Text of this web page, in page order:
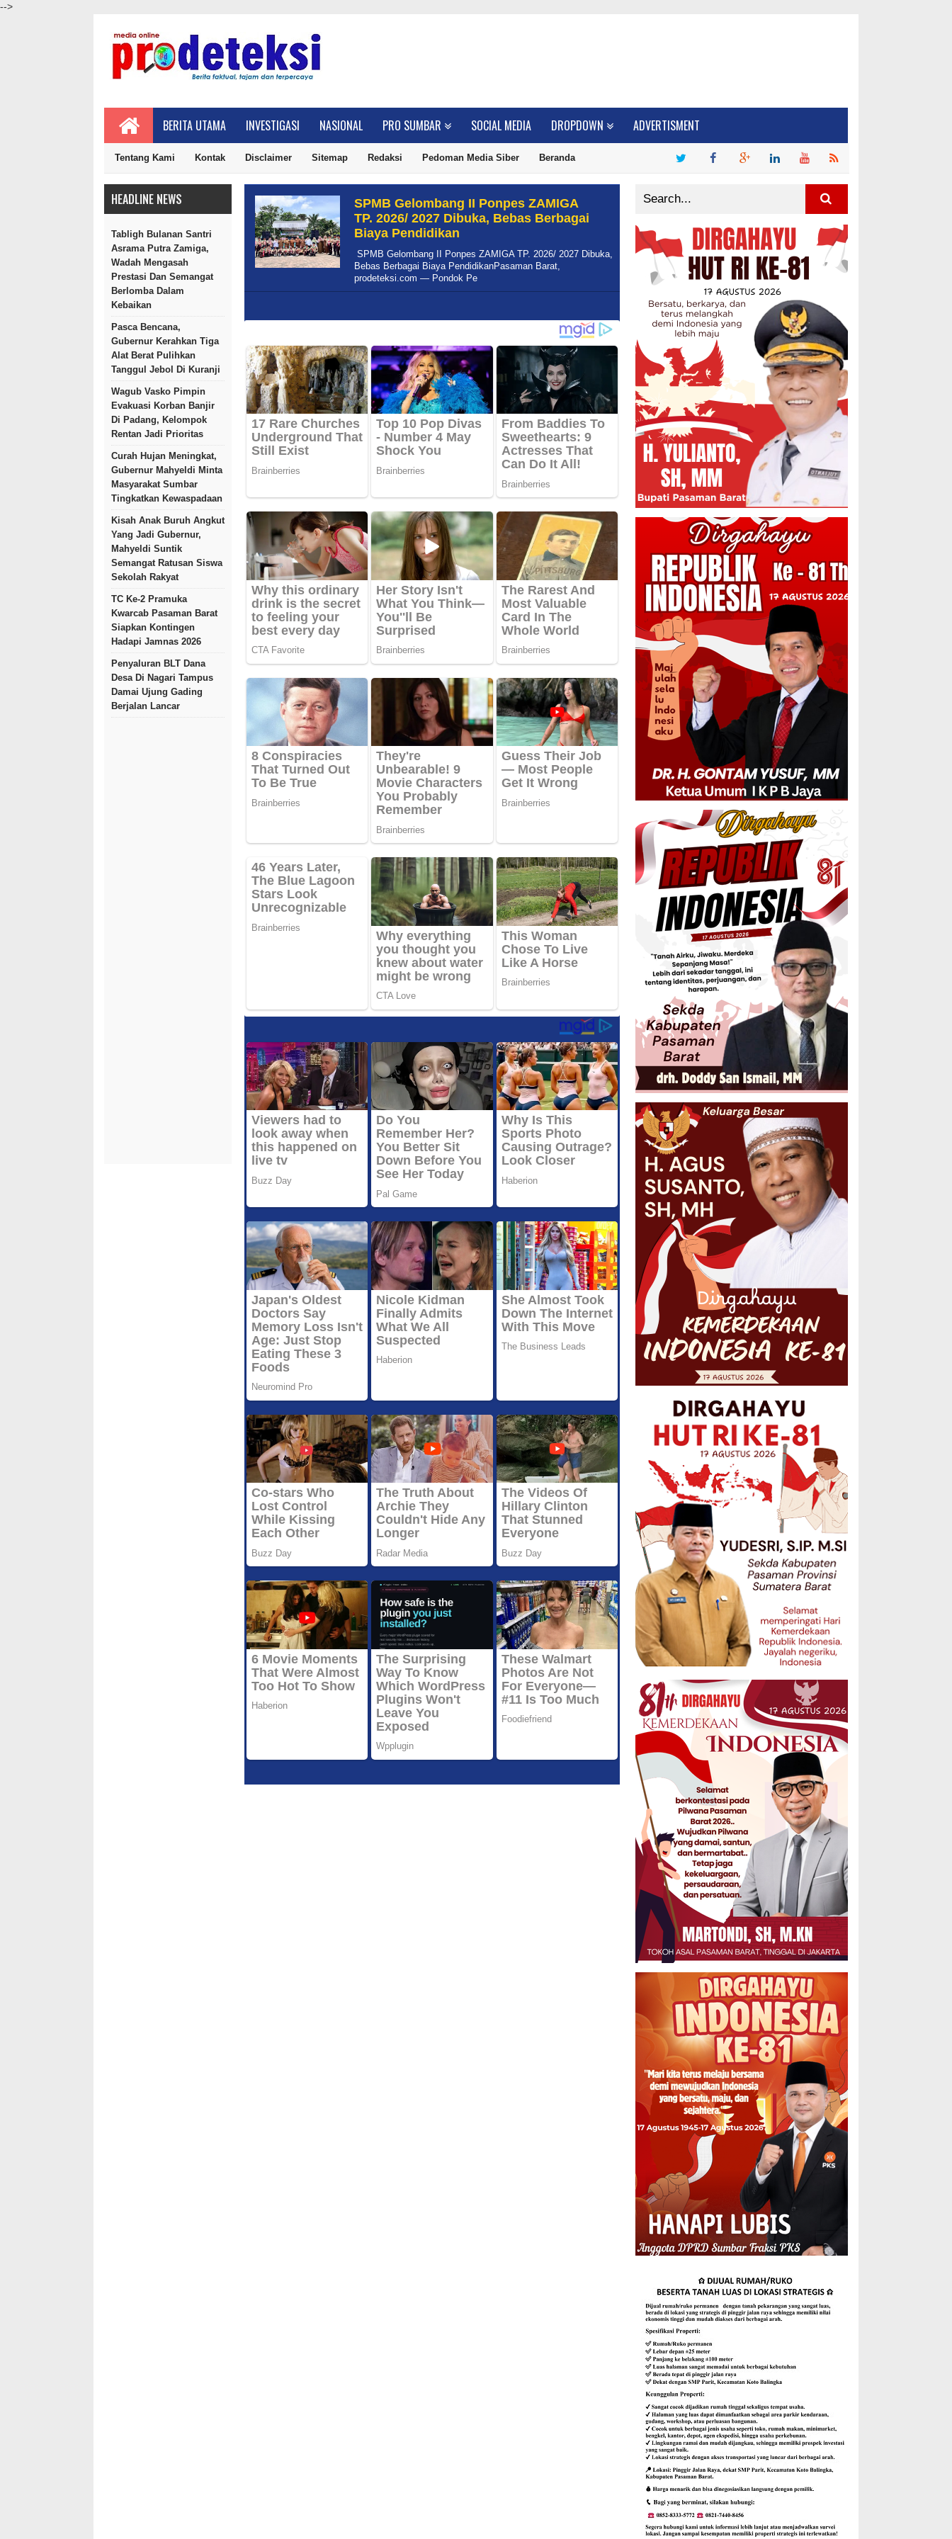
-->
BERITA UTAMA INVESTIGASI NASIONAL PRO SUMBAR SOCIAL MEDIA DROPDOWN ADVERTISMENT
Tentang Kami Kontak Disclaimer Sitemap Redaksi Pedoman Media Siber Beranda
HEADLINE NEWS
Tabligh Bulanan Santri
Asrama Putra Zamiga,
Wadah Mengasah
Prestasi Dan Semangat
Berlomba Dalam
Kebaikan
Pasca Bencana,
Gubernur Kerahkan Tiga
Alat Berat Pulihkan
Tanggul Jebol Di Kuranji
Wagub Vasko Pimpin
Evakuasi Korban Banjir
Di Padang, Kelompok
Rentan Jadi Prioritas
Curah Hujan Meningkat,
Gubernur Mahyeldi Minta
Masyarakat Sumbar
Tingkatkan Kewaspadaan
Kisah Anak Buruh Angkut
Yang Jadi Gubernur,
Mahyeldi Suntik
Semangat Ratusan Siswa
Sekolah Rakyat
TC Ke-2 Pramuka
Kwarcab Pasaman Barat
Siapkan Kontingen
Hadapi Jamnas 2026
Penyaluran BLT Dana
Desa Di Nagari Tampus
Damai Ujung Gading
Berjalan Lancar
SPMB Gelombang II Ponpes ZAMIGA
TP. 2026/ 2027 Dibuka, Bebas Berbagai
Biaya Pendidikan
SPMB Gelombang II Ponpes ZAMIGA TP. 2026/ 2027 Dibuka,
Bebas Berbagai Biaya PendidikanPasaman Barat,
prodeteksi.com — Pondok Pe